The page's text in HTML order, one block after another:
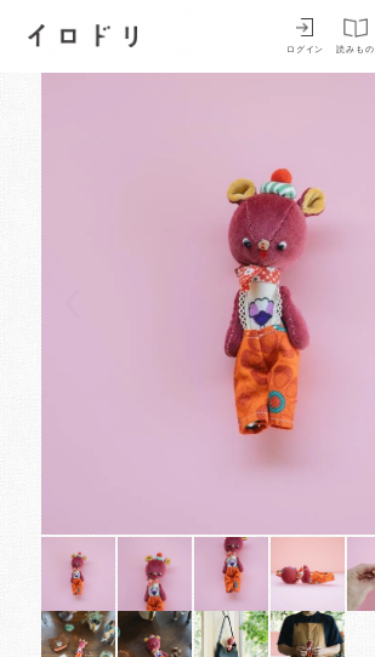
イロドリ
ログイン 読みもの